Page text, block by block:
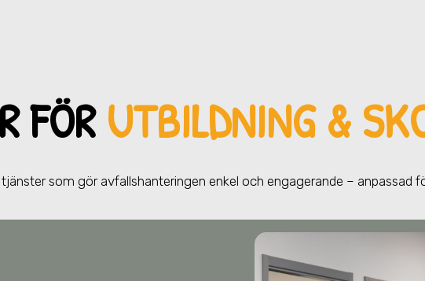
FÖRUTBILDNING &
som gör avfallshanteringen enkel och engagerande – anpassad